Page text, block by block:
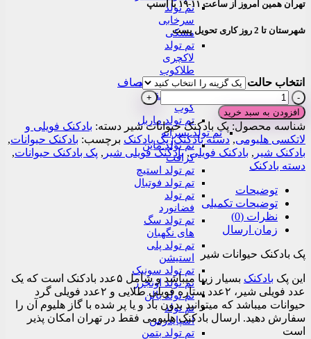
تم تولد
سرخابی
مشکی
تم تولد
لاکچری
طلاکوب
تم تولد سفید
مشکی نقره
کوب
تم تولد ماربل
تم تولد پسرانه
تم تولد ماین
کرافت
تم تولد استیچ
تم تولد فوتبال
تم تولد
فضانورد
تم تولد سگ
های نگهبان
تم تولد پلی
استیشن
تم تولد سونیک
تم تولد اونجرز
تم تولد بالن
تم تولد
اسپایدرمن
تم تولد بتمن
تهران همین امروز از ساعت ۱۱-۱۹ با اسنپ
شهرستان تا 2 روز کاری تحویل پست
انتخاب حالت
صاف
پک
بادکنک
حیوانات
عدد
افزودن به سبد خرید
شناسه محصول: پک بادکنک حیوانات شیر دسته: بادکنک فویلی و
لاتکسی هلیومی, دسته بادکنک| پک بادکنک برچسب: بادکنک حیوانات,
بادکنک شیر , بادکنک فویلی,بادکنک فویلی شیر , پک بادکنک حیوانات,
دسته بادکنک
توضیحات
توضیحات تکمیلی
نظرات (0)
زمان ارسال
پک بادکنک حیوانات شیر
این پک بادکنک
بسیار زیبا میباشد و شامل ۵عدد بادکنک است که یک
عدد فویلی شیر، ۲عدد ستاره فویلی طلایی و ۲عدد فویلی گرد
حیوانات میباشد که میتوانید بدون باد و یا پر شده با گاز هلیوم آن را
سفارش دهید. ارسال بادکنک هلیومی فقط در تهران امکان پذیر
است